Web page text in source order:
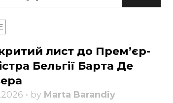
лист до Прем’єр-
Бельгії Барта Де
• by Marta Barandiy